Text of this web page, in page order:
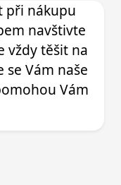
při nákupu
navštivte
vždy těšit na
se Vám naše
Vám